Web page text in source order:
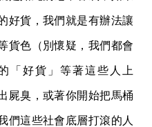
好貨，我們就是有辦法讓
貨色（別懷疑，我們都會
「好貨」等著這些人上
屍臭，或著你開始把馬桶
這些社會底層打滾的人